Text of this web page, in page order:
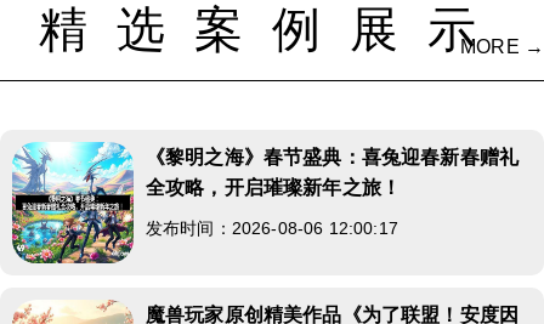
精选案例展示MORE →
《黎明之海》春节盛典：喜兔迎春新春赠礼
全攻略，开启璀璨新年之旅！
发布时间：2026-08-06 12:00:17
魔兽玩家原创精美作品《为了联盟！安度因